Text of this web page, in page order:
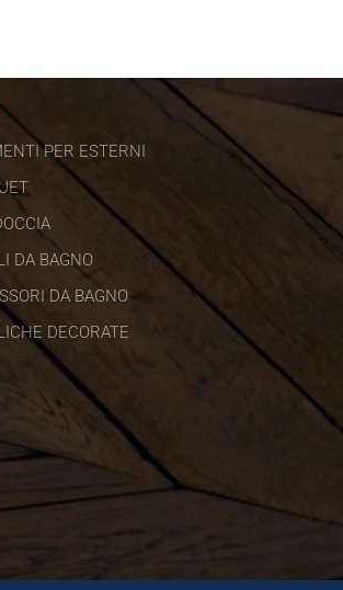
PER ESTERNI
DA BAGNO
DA BAGNO
DECORATE